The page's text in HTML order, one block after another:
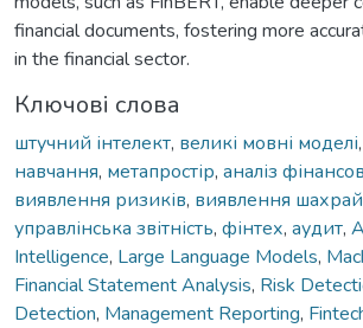
financial documents, fostering more
in the financial sector.
Ключові слова
штучний інтелект, великі мовні моделі,
навчання, метапростір, аналіз
виявлення ризиків, виявлення
управлінська звітність, фінтех, аудит,
Intelligence, Large Language Models,
Financial Statement Analysis, Risk
Detection, Management Reporting,